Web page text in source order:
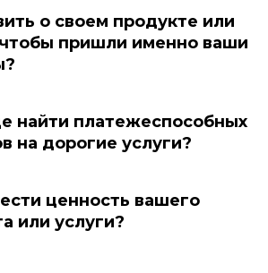
о своем продукте или
пришли именно ваши
найти платежеспособных
на дорогие услуги?
ценность вашего
или услуги?